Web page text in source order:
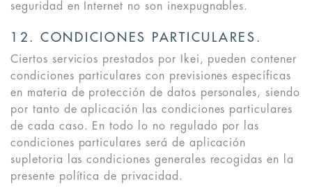
seguridad en Internet no son inexpugnables.
12. CONDICIONES PARTICULARES.
Ciertos servicios prestados por Ikei, pueden contener
condiciones particulares con previsiones específicas
en materia de protección de datos personales, siendo
por tanto de aplicación las condiciones particulares
de cada caso. En todo lo no regulado por las
condiciones particulares será de aplicación
supletoria las condiciones generales recogidas en la
presente política de privacidad.